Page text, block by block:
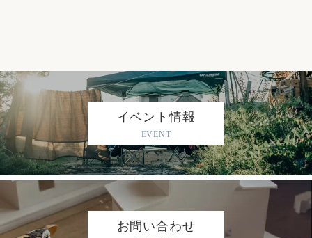
イベント情報
EVENT
お問い合わせ